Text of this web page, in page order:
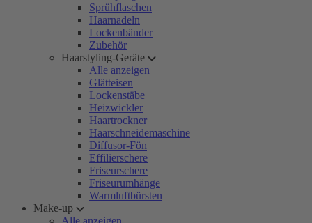
Sprühflaschen
Haarnadeln
Lockenbänder
Zubehör
Haarstyling-Geräte
Alle anzeigen
Glätteisen
Lockenstäbe
Heizwickler
Haartrockner
Haarschneidemaschine
Diffusor-Fön
Effilierschere
Friseurschere
Friseurumhänge
Warmluftbürsten
Make-up
Alle anzeigen